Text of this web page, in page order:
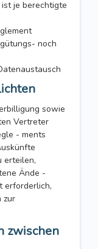
je berechtigte
noch
sowie
Vertreter
- ments
erteilen,
Ände -
erforderlich,
zur
zwischen